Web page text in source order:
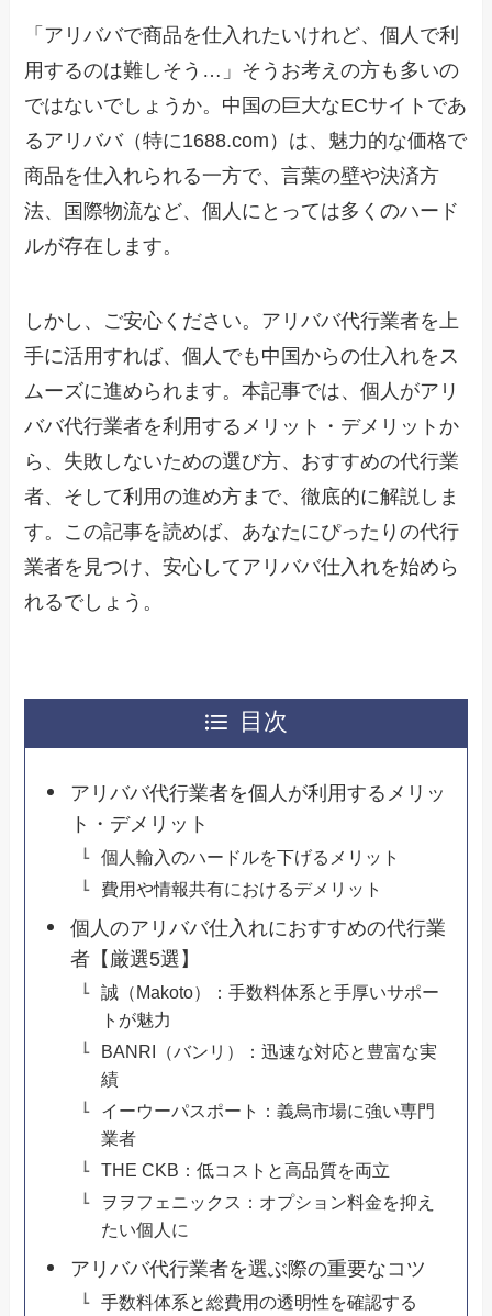
「アリババで商品を仕入れたいけれど、個人で利
用するのは難しそう…」そうお考えの方も多いの
ではないでしょうか。中国の巨大なECサイトであ
るアリババ（特に1688.com）は、魅力的な価格で
商品を仕入れられる一方で、言葉の壁や決済方
法、国際物流など、個人にとっては多くのハード
ルが存在します。
しかし、ご安心ください。アリババ代行業者を上
手に活用すれば、個人でも中国からの仕入れをス
ムーズに進められます。本記事では、個人がアリ
ババ代行業者を利用するメリット・デメリットか
ら、失敗しないための選び方、おすすめの代行業
者、そして利用の進め方まで、徹底的に解説しま
す。この記事を読めば、あなたにぴったりの代行
業者を見つけ、安心してアリババ仕入れを始めら
れるでしょう。
目次
アリババ代行業者を個人が利用するメリッ
ト・デメリット
個人輸入のハードルを下げるメリット
費用や情報共有におけるデメリット
個人のアリババ仕入れにおすすめの代行業
者【厳選5選】
誠（Makoto）：手数料体系と手厚いサポー
トが魅力
BANRI（バンリ）：迅速な対応と豊富な実
績
イーウーパスポート：義烏市場に強い専門
業者
THE CKB：低コストと高品質を両立
ヲヲフェニックス：オプション料金を抑え
たい個人に
アリババ代行業者を選ぶ際の重要なコツ
手数料体系と総費用の透明性を確認する